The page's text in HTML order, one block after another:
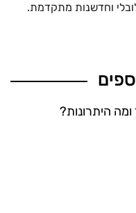
וחדשנות מתקדמת.